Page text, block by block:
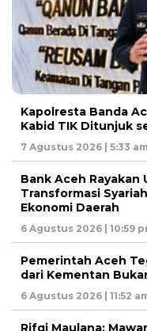
Kapolresta Banda
Kabid TIK Ditunjuk
7 Agustus 2026 | 5:33
Bank Aceh Rayakan
Transformasi
Ekonomi Daerah
6 Agustus 2026 | 10:59
Pemerintah Aceh
dari Kementan
6 Agustus 2026 | 11:52
Rifqi Maulana: